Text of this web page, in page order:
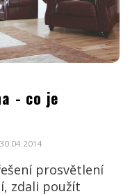
- co je
30.04.2014
prosvětlení
zdali použít